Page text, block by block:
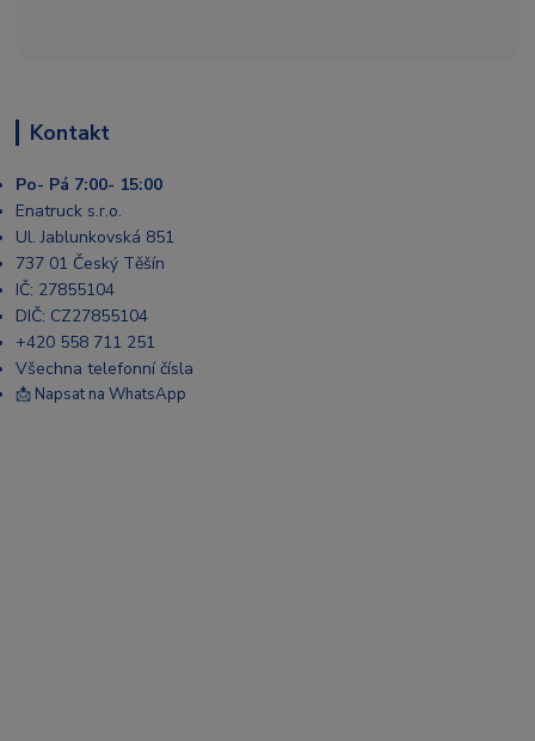
Kontakt
Po- Pá 7:00- 15:00
Enatruck s.r.o.
Ul. Jablunkovská 851
737 01 Český Těšín
IČ: 27855104
DIČ: CZ27855104
+420 558 711 251
Všechna telefonní čísla
📩 Napsat na WhatsApp